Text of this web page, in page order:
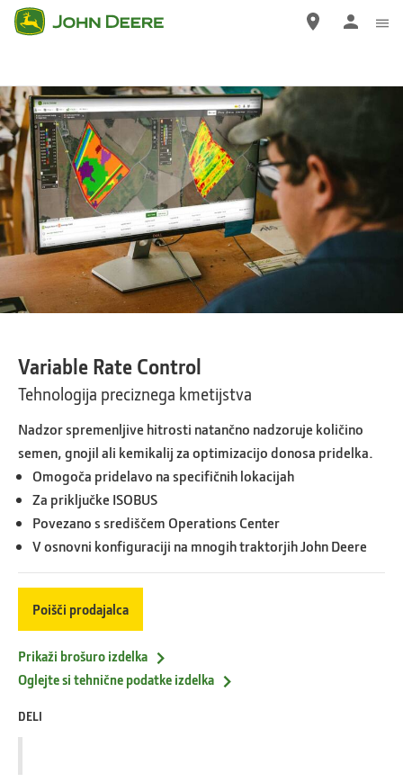
Pojdi
vsebino
Variable Rate Control
Tehnologija preciznega kmetijstva
Nadzor spremenljive hitrosti natančno nadzoruje količino
semen, gnojil ali kemikalij za optimizacijo donosa pridelka.
Omogoča pridelavo na specifičnih lokacijah
Za priključke ISOBUS
Povezano s središčem Operations Center
V osnovni konfiguraciji na mnogih traktorjih John Deere
Poišči prodajalca
Prikaži brošuro izdelka
Oglejte si tehnične podatke izdelka
DELI